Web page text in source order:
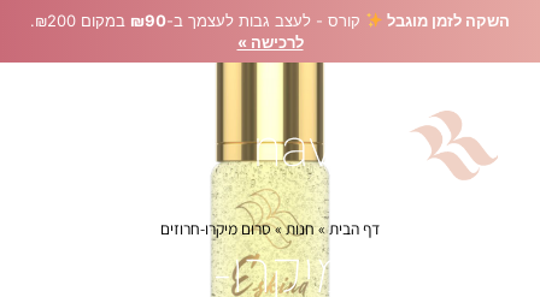
השקה לזמן מוגבל קורס - לעצב גבות לעצמך ב-₪90 במקום ₪200.
לרכישה »
דף הבית»חנות»סרום מיקרו-חרוזים
סרום מיקרו-חרוזים